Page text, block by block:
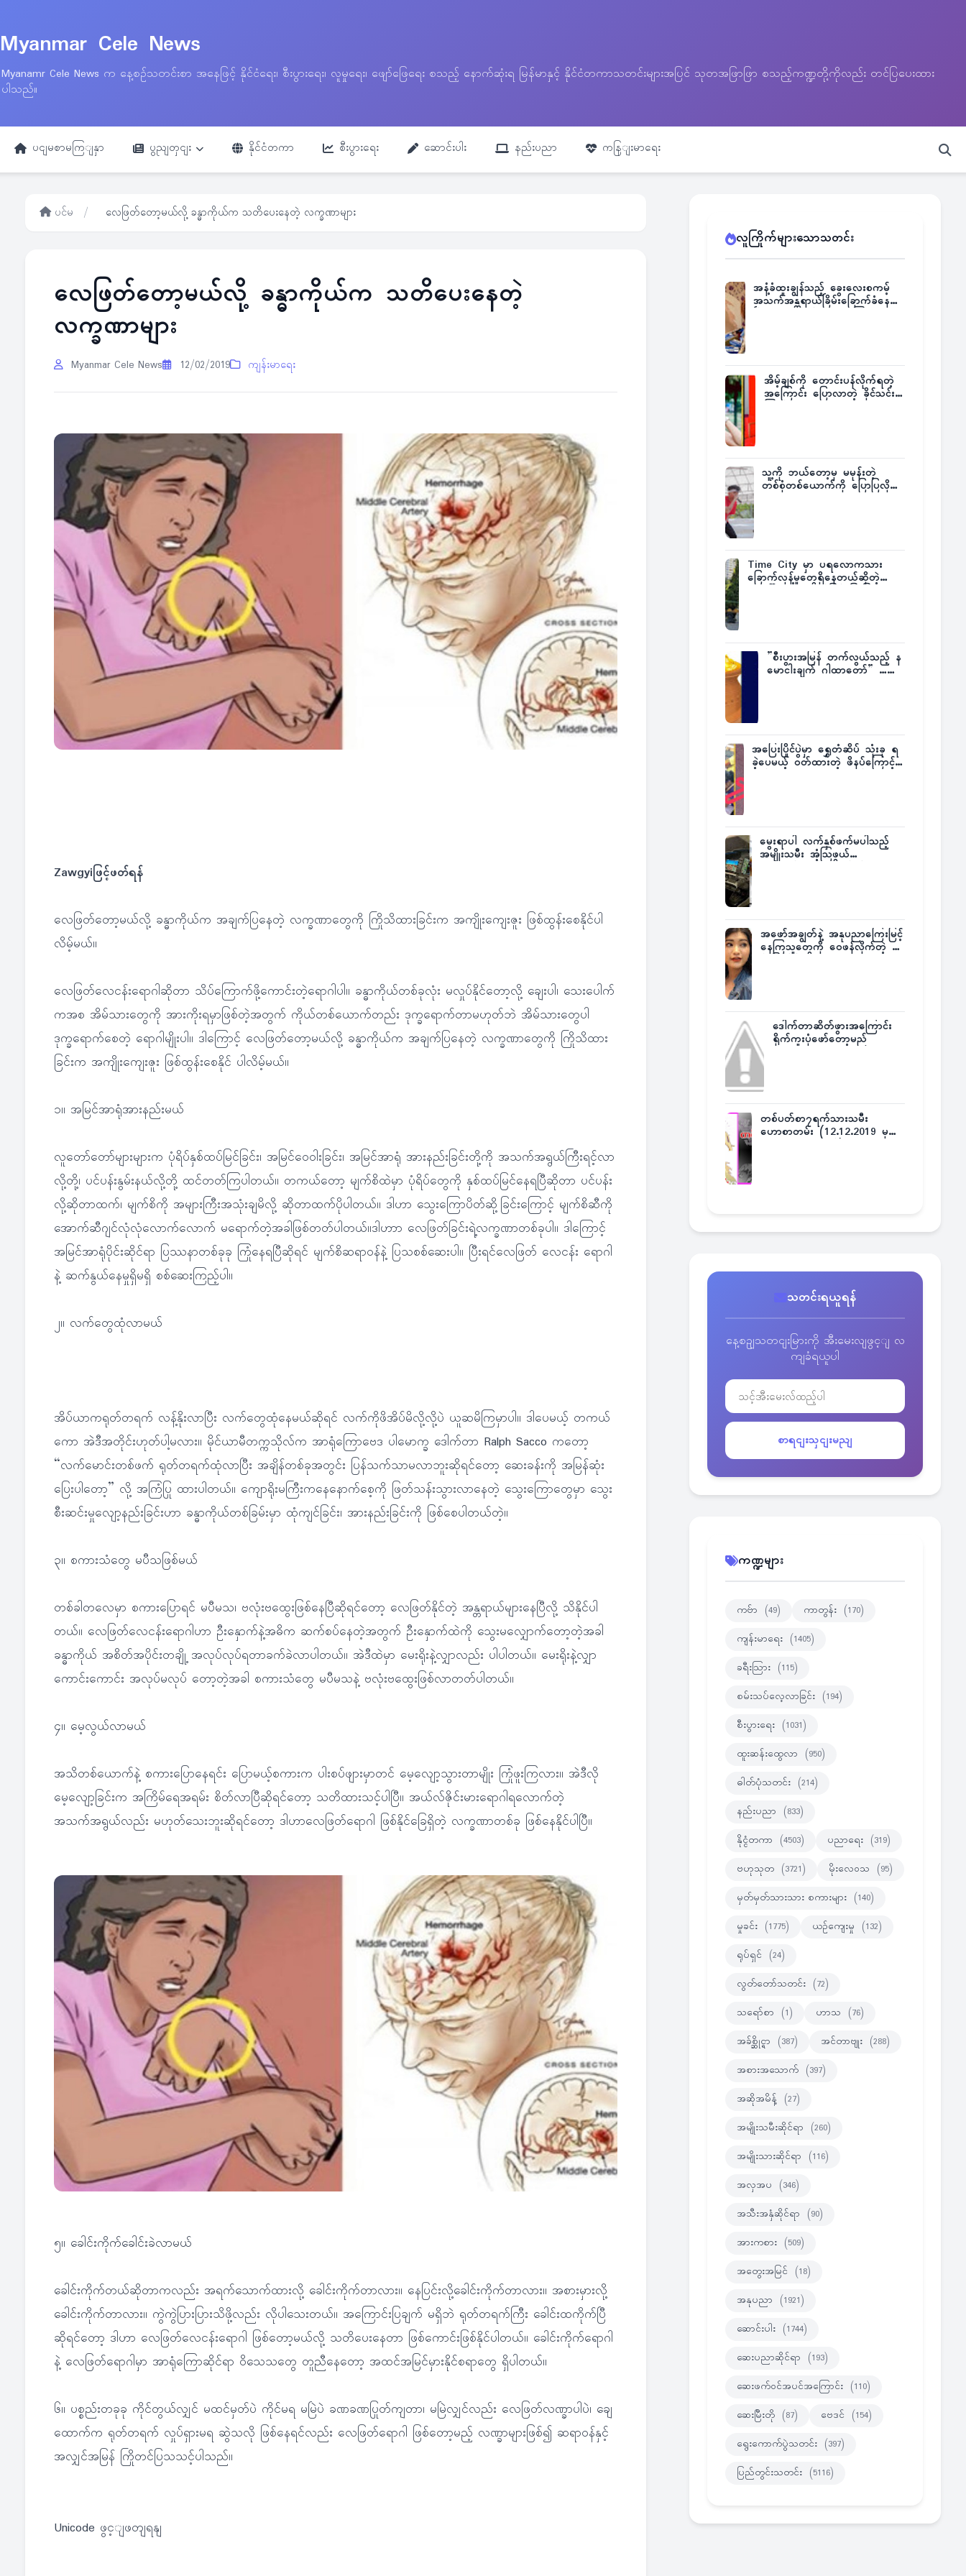
Myanmar Cele News
Myanamr Cele News က နေ့စဉ်သတင်းစာ အနေဖြင့် နိုင်ငံရေး၊ စီးပွားရေး၊ လူမှုရေး၊ ဖျော်ဖြေရေး စသည့် နောက်ဆုံးရ မြန်မာနှင့် နိုင်ငံတကာသတင်းများအပြင် သုတအဖြာဖြာ စသည့်ကဏ္ဍတို့ကိုလည်း တင်ပြပေးထား
ပါသည်။
ပငျမစာမကြျနှာ ပွညျတှငျး နိုင်ငံတကာ စီးပွားရေး ဆောင်းပါး နည်းပညာ ကနြျးမာရေး
ပင်မ / လေဖြတ်တော့မယ်လို့ ခန္ဓာကိုယ်က သတိပေးနေတဲ့ လက္ခဏာများ
လေဖြတ်တော့မယ်လို့ ခန္ဓာကိုယ်က သတိပေးနေတဲ့
လက္ခဏာများ
Myanmar Cele News 12/02/2019 ကျန်းမာရေး
Zawgyiဖြင့်ဖတ်ရန်
လေဖြတ်တော့မယ်လို့ ခန္ဓာကိုယ်က အချက်ပြနေတဲ့ လက္ခဏာတွေကို ကြိုသိထားခြင်းက အကျိုးကျေးဇူး ဖြစ်ထွန်းစေနိုင်ပါ
လိမ့်မယ်။
လေဖြတ်လေငန်းရောဂါဆိုတာ သိပ်ကြောက်ဖို့ကောင်းတဲ့ရောဂါပါ။ ခန္ဓာကိုယ်တစ်ခုလုံး မလှုပ်နိုင်တော့လို့ ချေးပါ၊ သေးပေါက်
ကအစ အိမ်သားတွေကို အားကိုးရမှာဖြစ်တဲ့အတွက် ကိုယ်တစ်ယောက်တည်း ဒုက္ခရောက်တာမဟုတ်ဘဲ အိမ်သားတွေပါ
ဒုက္ခရောက်စေတဲ့ ရောဂါမျိုးပါ။ ဒါကြောင့် လေဖြတ်တော့မယ်လို့ ခန္ဓာကိုယ်က အချက်ပြနေတဲ့ လက္ခဏာတွေကို ကြိုသိထား
ခြင်းက အကျိုးကျေးဇူး ဖြစ်ထွန်းစေနိုင် ပါလိမ့်မယ်။
၁။ အမြင်အာရုံအားနည်းမယ်
လူတော်တော်များများက ပုံရိပ်နှစ်ထပ်မြင်ခြင်း၊ အမြင်ဝေဝါးခြင်း၊ အမြင်အာရုံ အားနည်းခြင်းတို့ကို အသက်အရွယ်ကြီးရင့်လာ
လို့တို့၊ ပင်ပန်းနွမ်းနယ်လို့တို့ ထင်တတ်ကြပါတယ်။ တကယ်တော့ မျက်စိထဲမှာ ပုံရိပ်တွေကို နှစ်ထပ်မြင်နေရပြီဆိုတာ ပင်ပန်း
လို့ဆိုတာထက်၊ မျက်စိကို အများကြီးအသုံးချမိလို့ ဆိုတာထက်ပိုပါတယ်။ ဒါဟာ သွေးကြောပိတ်ဆို့ခြင်းကြောင့် မျက်စိဆီကို
အောက်ဆီဂျင်လုံလုံလောက်လောက် မရောက်တဲ့အခါဖြစ်တတ်ပါတယ်။ဒါဟာာ လေဖြတ်ခြင်းရဲ့လက္ခဏာတစ်ခုပါ။ ဒါကြောင့်
အမြင်အာရုံပိုင်းဆိုင်ရာ ပြဿနာတစ်ခုခု ကြုံနေရပြီဆိုရင် မျက်စိဆရာဝန်နဲ့ ပြသစစ်ဆေးပါ။ ပြီးရင်လေဖြတ် လေငန်း ရောဂါ
နဲ့ ဆက်နွယ်နေမှုရှိမရှိ စစ်ဆေးကြည့်ပါ။
၂။ လက်တွေထုံလာမယ်
အိပ်ယာကရုတ်တရက် လန့်နိုးလာပြီး လက်တွေထုံနေမယ်ဆိုရင် လက်ကိုဖိအိပ်မိလို့လို့ပဲ ယူဆမိကြမှာပါ။ ဒါပေမယ့် တကယ်
ကော အဲဒီအတိုင်းဟုတ်ပါ့မလား။ မိုင်ယာမီတက္ကသိုလ်က အာရုံကြောဗေဒ ပါမောက္ခ ဒေါက်တာ Ralph Sacco ကတော့
“လက်မောင်းတစ်ဖက် ရုတ်တရက်ထုံလာပြီး အချိန်တစ်ခုအတွင်း ပြန်သက်သာမလာဘူးဆိုရင်တော့ ဆေးခန်းကို အမြန်ဆုံး
ပြေးပါတော့” လို့ အကြံပြု ထားပါတယ်။ ကျောရိုးမကြီးကနေနောက်စေ့ကို ဖြတ်သန်းသွားလာနေတဲ့ သွေးကြောတွေမှာ သွေး
စီးဆင်းမှုလျော့နည်းခြင်းဟာ ခန္ဓာကိုယ်တစ်ခြမ်းမှာ ထုံကျင်ခြင်း၊ အားနည်းခြင်းကို ဖြစ်စေပါတယ်တဲ့။
၃။ စကားသံတွေ မပီသဖြစ်မယ်
တစ်ခါတလေမှာ စကားပြောရင် မပီမသ၊ ဗလုံးဗထွေးဖြစ်နေပြီဆိုရင်တော့ လေဖြတ်နိုင်တဲ့ အန္တရာယ်များနေပြီလို့ သိနိုင်ပါ
တယ်။ လေဖြတ်လေငန်းရောဂါဟာ ဦးနှောက်နဲ့အဓိက ဆက်စပ်နေတဲ့အတွက် ဦးနှောက်ထဲကို သွေးမလျှောက်တော့တဲ့အခါ
ခန္ဓာကိုယ် အစိတ်အပိုင်းတချို့ အလုပ်လုပ်ရတာခက်ခဲလာပါတယ်။ အဲဒီထဲမှာ မေးရိုးနဲ့လျှာလည်း ပါပါတယ်။ မေးရိုးနဲ့လျှာ
ကောင်းကောင်း အလုပ်မလုပ် တော့တဲ့အခါ စကားသံတွေ မပီမသနဲ့ ဗလုံးဗထွေးဖြစ်လာတတ်ပါတယ်။
၄။ မေ့လွယ်လာမယ်
အသိတစ်ယောက်နဲ့ စကားပြောနေရင်း ပြောမယ့်စကားက ပါးစပ်ဖျားမှာတင် မေ့လျော့သွားတာမျိုး ကြုံဖူးကြလား။ အဲဒီလို
မေ့လျော့ခြင်းက အကြိမ်ရေအရမ်း စိတ်လာပြီဆိုရင်တော့ သတိထားသင့်ပါပြီ။ အယ်လ်ဇိုင်းမားရောဂါရလောက်တဲ့
အသက်အရွယ်လည်း မဟုတ်သေးဘူးဆိုရင်တော့ ဒါဟာလေဖြတ်ရောဂါ ဖြစ်နိုင်ခြေရှိတဲ့ လက္ခဏာတစ်ခု ဖြစ်နေနိုင်ပါပြီ။
၅။ ခေါင်းကိုက်ခေါင်းခဲလာမယ်
ခေါင်းကိုက်တယ်ဆိုတာကလည်း အရက်သောက်ထားလို့ ခေါင်းကိုက်တာလား။ နေပြင်းလို့ခေါင်းကိုက်တာလား။ အစားမှားလို့
ခေါင်းကိုက်တာလား။ ကွဲကွဲပြားပြားသိဖို့လည်း လိုပါသေးတယ်။ အကြောင်းပြချက် မရှိဘဲ ရုတ်တရက်ကြီး ခေါင်းထကိုက်ပြီ
ဆိုရင်တော့ ဒါဟာ လေဖြတ်လေငန်းရောဂါ ဖြစ်တော့မယ်လို့ သတိပေးနေတာ ဖြစ်ကောင်းဖြစ်နိုင်ပါတယ်။ ခေါင်းကိုက်ရောဂါ
နဲ့ လေဖြတ်ရောဂါမှာ အာရုံကြောဆိုင်ရာ ဝိသေသတွေ တူညီနေတော့ အထင်အမြင်မှားနိုင်စရာတွေ ရှိပါတယ်။
၆။ ပစ္စည်းတခုခု ကိုင်တွယ်လျှင် မထင်မှတ်ပဲ ကိုင်မရ မမြဲပဲ ခဏခဏပြုတ်ကျတာ၊ မမြဲလျှင်လည်း လေဖြတ်လဏ္ခာပါပဲ၊ ချေ
ထောက်က ရုတ်တရက် လှုပ်ရှားမရ ဆွဲသလို ဖြစ်နေရင်လည်း လေဖြတ်ရောဂါ ဖြစ်တော့မည့် လဏ္ခာများဖြစ်၍ ဆရာဝန်နှင့်
အလျှင်အမြန် ကြိုတင်ပြသသင့်ပါသည်။
Unicode ဖွင့ျဖတျရနျ
လူကြိုက်များသောသတင်း
အနံ့ခံထူးချွန်သည့် ခွေးလေးစကမ့်
အသက်အန္တရာယ်ခြိမ်းခြောက်ခံနေရ
အိမ့်ချစ်ကို တောင်းပန်လိုက်ရတဲ့
အကြောင်း ပြောလာတဲ့ ခိုင်သင်း
သူ့ကို ဘယ်တော့မှ မမုန်းတဲ့
တစ်စုံတစ်ယောက်ကို ပြောပြလိုက်
Time City မှာ ပရလောကသား
ခြောက်လှန့်မှုတွေရှိနေတယ်ဆိုတဲ့
”စီးပွားအမြန် တက်လွယ်သည့် န
မောငါးချက် ဂါထာတော်” ……
အပြေးပြိုင်ပွဲမှာ ရွှေတံဆိပ် သုံးခု ရ
ခဲ့ပေမယ့် ဝတ်ထားတဲ့ ဖိနပ်ကြောင့်
မွေးရာပါ လက်နှစ်ဖက်မပါသည့်
အမျိုးသမီး အံ့သြဖွယ်
အဖော်အချွတ်နဲ့ အနုပညာကြေးမြင့်
နေကြသူတွေကို ဝေဖန်လိုက်တဲ့ သ
ဒေါက်တာဆိတ်ဖွားအကြောင်း
ရိုက်ကူးပုံဖော်တော့မည်
တစ်ပတ်စာ၇ရက်သားသမီး
ဟောစာတမ်း (12.12.2019 မှ
သတင်းရယူရန်
နေ့စဥျသတငျးမြားကို အီးမေးလျဖွင့ျ လ
ကျခံရယူပါ
စာရငျးသှငျးမညျ
ကဏ္ဍများ
ကဗ်ာ (49) ကာတွန်း (170)
ကျန်းမာရေး (1405)
ခရီးသြား (115)
စမ်းသပ်လေ့လာခြင်း (194)
စီးပွားရေး (1031)
ထူးဆန်းထွေလာ (950)
ဓါတ်ပုံသတင်း (214)
နည်းပညာ (833)
နိုင္ငံတကာ (4503) ပညာရေး (319)
ဗဟုသုတ (3721) မိုးလေဝသ (95)
မှတ်မှတ်သားသား စကားများ (140)
မှုခင်း (1775) ယဉ်ကျေးမှု (132)
ရုပ်ရှင် (24)
လွတ်တော်သတင်း (72)
သရော်စာ (1) ဟာသ (76)
အခ်စ္ဆိုင္ရာ (387) အင်တာဗျုး (288)
အစားအသောက် (397)
အဆိုအမိန့် (27)
အမျိုးသမီးဆိုင်ရာ (260)
အမျိုးသားဆိုင်ရာ (116)
အလှအပ (346)
အသီးအနှံဆိုင်ရာ (90)
အားကစား (509)
အတွေးအမြင် (18)
အနုပညာ (1921)
ဆောင်းပါး (1744)
ဆေးပညာဆိုင်ရာ (193)
ဆေးဖက်ဝင်အပင်အကြောင်း (110)
ဆေးမြီးတို (87) ဗေဒင် (154)
ရွေးကောက်ပွဲသတင်း (397)
ပြည်တွင်းသတင်း (5116)